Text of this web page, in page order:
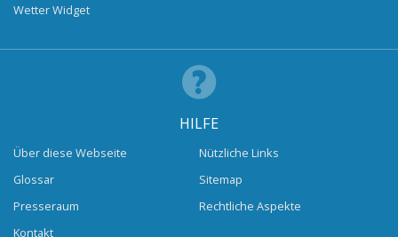
Wetter Widget
HILFE
Über diese Webseite
Glossar
Presseraum
Kontakt
Nützliche Links
Sitemap
Rechtliche Aspekte